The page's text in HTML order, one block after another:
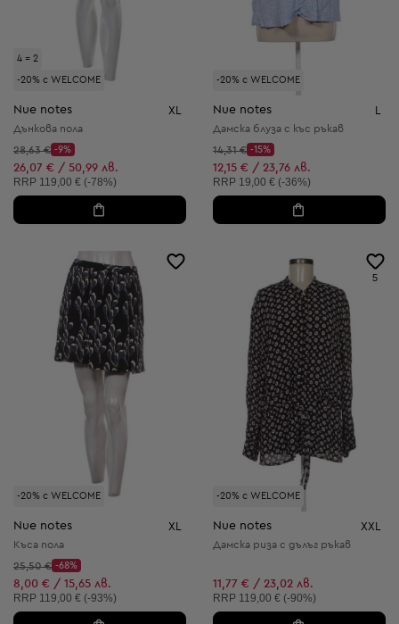
4 = 2
-20% с WELCOME
Nue notes XL
Дънкова пола
Начална цена:
28,63 €
Discount Price:
-9%
Намалена цена:
26,07 € / 50,99 лв.
Препоръчителна цена:
RRP 119,00 € (-78%)
-20% с WELCOME
Nue notes L
Дамска блуза с къс ръкав
Начална цена:
14,31 €
Discount Price:
-15%
Намалена цена:
12,15 € / 23,76 лв.
Препоръчителна цена:
RRP 19,00 € (-36%)
-20% с WELCOME
Nue notes XL
Къса пола
Начална цена:
25,50 €
Discount Price:
-68%
Намалена цена:
8,00 € / 15,65 лв.
Препоръчителна цена:
RRP 119,00 € (-93%)
-20% с WELCOME
5
Nue notes XXL
Дамска риза с дълъг ръкав
11,77 € / 23,02 лв.
Препоръчителна цена:
RRP 119,00 € (-90%)